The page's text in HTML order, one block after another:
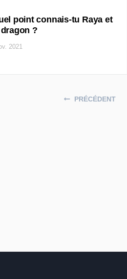
point connais-tu Raya et
?
2021
PRÉCÉDENT